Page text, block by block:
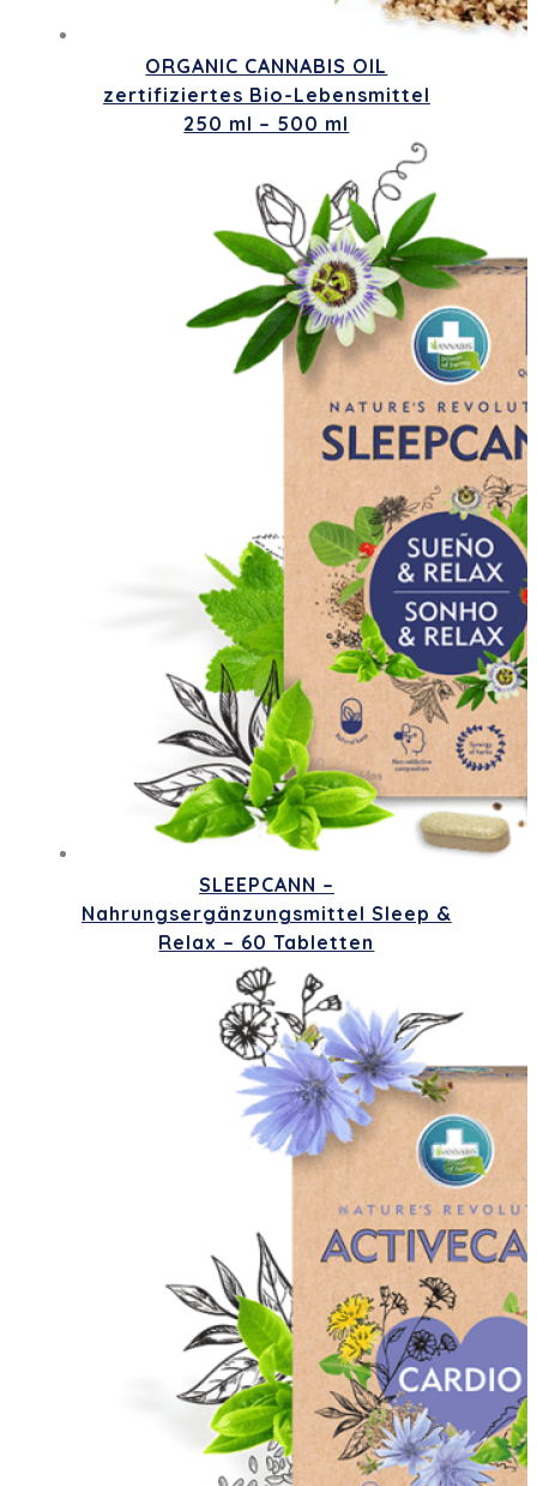
ORGANIC CANNABIS OIL
zertifiziertes Bio-Lebensmittel
250 ml – 500 ml
SLEEPCANN –
Nahrungsergänzungsmittel Sleep &
Relax – 60 Tabletten